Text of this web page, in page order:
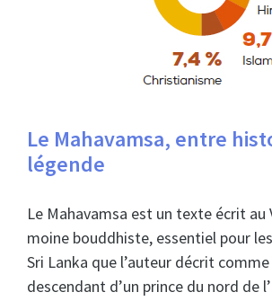
Le Mahavamsa, entre
légende
Le Mahavamsa est un texte écrit au
moine bouddhiste, essentiel pour
Sri Lanka que l’auteur décrit comme
descendant d’un prince du nord de